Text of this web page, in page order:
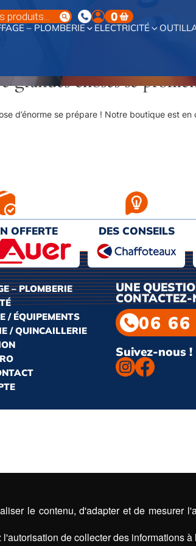
0
– PLOMBERIE ELECTRICITÉ
grandes choses se
d’énorme se prépare ! Notre boutique est
OFFERTE
D’ACHAT
DES CONSEILS
PERSONNALISÉS
– PLOMBERIE
/ ÉQUIPEMENTS
/ QUINCAILLERIE
UNE
CONTACTEZ-
06 66
Suivez-nous !
le contenu, d'adapter et de mesurer
de collecter des informations